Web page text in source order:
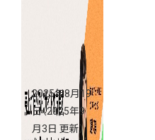
2025年8月19
日（2025年9
月3日 更新）